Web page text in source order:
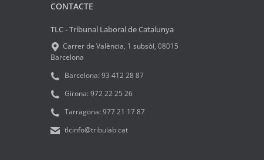
CONTACTE
TLC - Tribunal Laboral de Catalunya
Carrer de València, 1 subsòl, 08015
Barcelona
Barcelona: 93 412 28 87
Girona: 972 22 25 26
Tarragona: 977 21 17 87
tlcinfo@tribulab.cat